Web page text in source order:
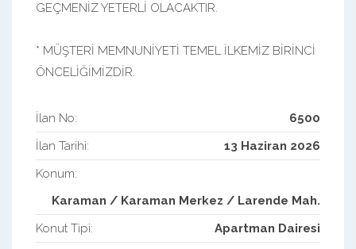
GEÇMENİZ YETERLİ OLACAKTIR.
* MÜŞTERİ MEMNUNİYETİ TEMEL İLKEMİZ BİRİNCİ
ÖNCELİĞİMİZDİR.
İlan No:
6500
İlan Tarihi:
13 Haziran 2026
Konum:
Karaman / Karaman Merkez / Larende Mah.
Konut Tipi:
Apartman Dairesi